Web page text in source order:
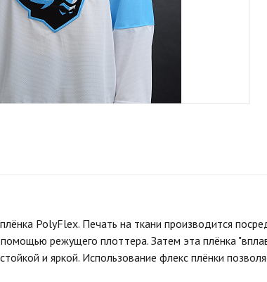
PolyFlex. Печать на ткани производится
режущего плоттера. Затем эта плёнка
и яркой. Использование флекс плёнки